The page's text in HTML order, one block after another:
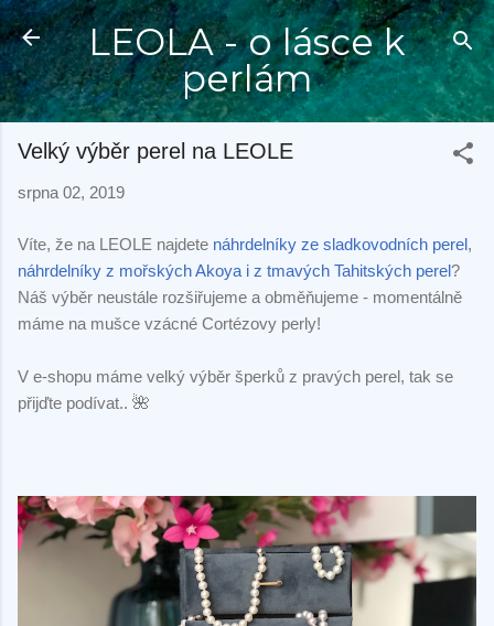
Přeskočit na hlavní obsah
LEOLA - o lásce k
perlám
Velký výběr perel na LEOLE
srpna 02, 2019
Víte, že na LEOLE najdete náhrdelníky ze sladkovodních perel,
náhrdelníky z mořských Akoya i z tmavých Tahitských perel?
Náš výběr neustále rozšiřujeme a obměňujeme - momentálně
máme na mušce vzácné Cortézovy perly!
V e-shopu máme velký výběr šperků z pravých perel, tak se
přijďte podívat.. 🌺